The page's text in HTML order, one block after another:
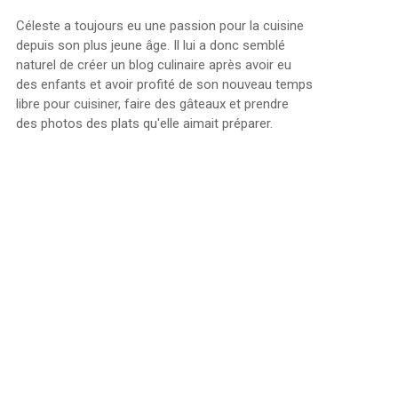
Céleste a toujours eu une passion pour la cuisine
depuis son plus jeune âge. Il lui a donc semblé
naturel de créer un blog culinaire après avoir eu
des enfants et avoir profité de son nouveau temps
libre pour cuisiner, faire des gâteaux et prendre
des photos des plats qu'elle aimait préparer.